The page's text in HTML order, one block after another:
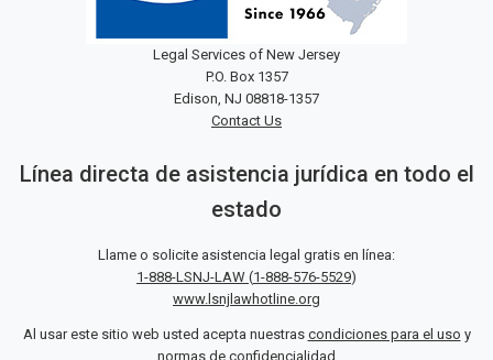
Legal Services of New Jersey
P.O. Box 1357
Edison, NJ 08818-1357
Contact Us
Línea directa de asistencia jurídica en todo el
estado
Llame o solicite asistencia legal gratis en línea:
1-888-LSNJ-LAW (1-888-576-5529)
www.lsnjlawhotline.org
Al usar este sitio web usted acepta nuestras condiciones para el uso y
normas de confidencialidad